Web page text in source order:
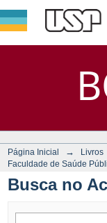
Página Inicial → Livros
Faculdade de Saúde
Busca no